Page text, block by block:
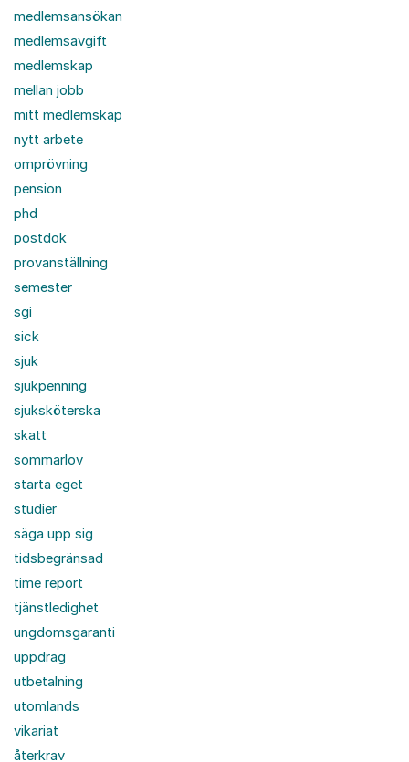
medlemsansökan
medlemsavgift
medlemskap
mellan jobb
mitt medlemskap
nytt arbete
omprövning
pension
phd
postdok
provanställning
semester
sgi
sick
sjuk
sjukpenning
sjuksköterska
skatt
sommarlov
starta eget
studier
säga upp sig
tidsbegränsad
time report
tjänstledighet
ungdomsgaranti
uppdrag
utbetalning
utomlands
vikariat
återkrav